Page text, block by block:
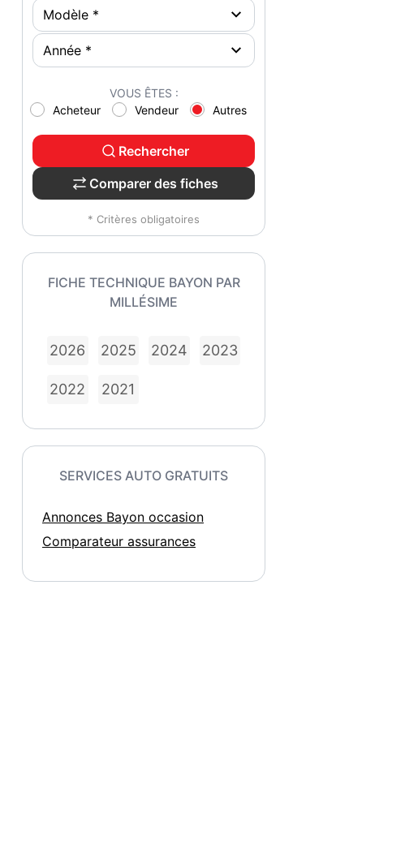
VOUS ÊTES :
Acheteur
Vendeur Autres
Rechercher
Comparer des fiches
* Critères obligatoires
FICHE TECHNIQUE BAYON PAR
MILLÉSIME
2026 2025 2024 2023
2022 2021
SERVICES AUTO GRATUITS
Annonces Bayon occasion
Comparateur assurances